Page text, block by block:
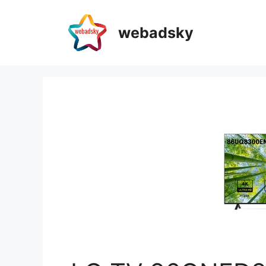
webadsky